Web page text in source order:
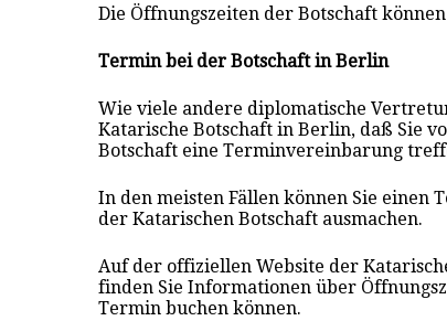
Die Öffnungszeiten der Botschaft
Termin bei der Botschaft in Berlin
Wie viele andere diplomatische
Katarische Botschaft in Berlin, daß Sie
Botschaft eine Terminvereinbarung
In den meisten Fällen können Sie einen
der Katarischen Botschaft ausmachen.
Auf der offiziellen Website der
finden Sie Informationen über
Termin buchen können.